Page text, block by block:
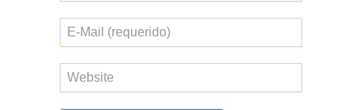
Correo
electrónico
Web